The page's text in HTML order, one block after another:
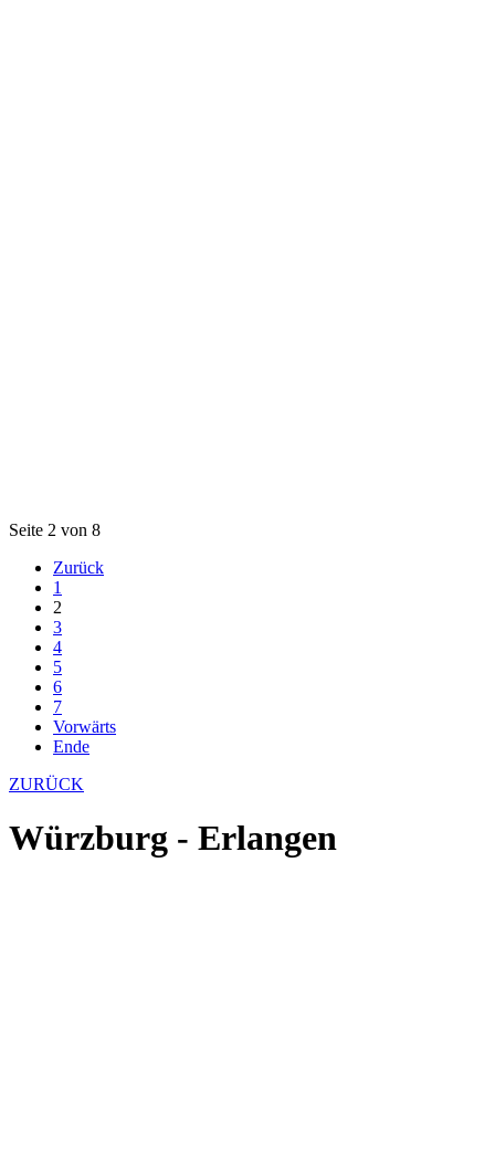
Seite 2 von 8
Zurück
1
2
3
4
5
6
7
Vorwärts
Ende
ZURÜCK
Würzburg - Erlangen